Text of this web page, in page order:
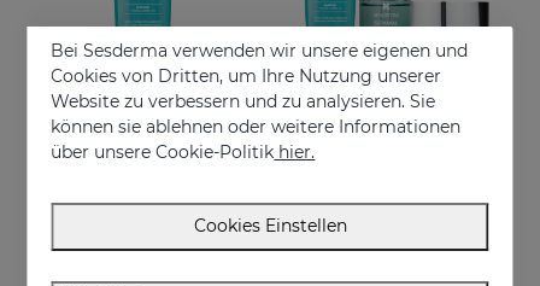
In den Warenkorb
Reinigungsgel mit 3 Transformationsphasen, der reinigt, Make-up entfernt und die Haut pflegt
Bei Sesderma verwenden wir unsere eigenen und
Cookies von Dritten, um Ihre Nutzung unserer
Website zu verbessern und zu analysieren. Sie
können sie ablehnen oder weitere Informationen
über unsere Cookie-Politik hier.
Cookies Einstellen